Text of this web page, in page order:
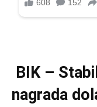
BIK –
nagrada